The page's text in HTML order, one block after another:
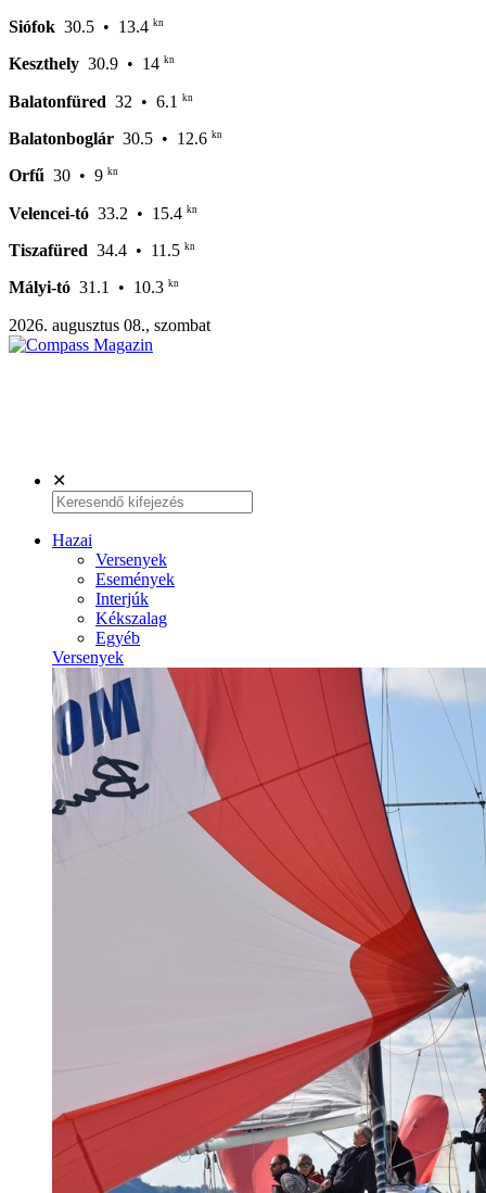
Siófok 30.5 • 13.4 kn
Keszthely 30.9 • 14 kn
Balatonfüred 32 • 6.1 kn
Balatonboglár 30.5 • 12.6 kn
Orfű 30 • 9 kn
Velencei-tó 33.2 • 15.4 kn
Tiszafüred 34.4 • 11.5 kn
Mályi-tó 31.1 • 10.3 kn
2026. augusztus 08., szombat
✕
Hazai
Versenyek
Események
Interjúk
Kékszalag
Egyéb
Versenyek